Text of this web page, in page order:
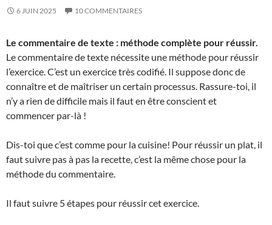
6 JUIN 2025 10 COMMENTAIRES
Le commentaire de texte : méthode complète pour réussir.
Le commentaire de texte nécessite une méthode pour réussir
l’exercice. C’est un exercice très codifié. Il suppose donc de
connaître et de maîtriser un certain processus. Rassure-toi, il
n’y a rien de difficile mais il faut en être conscient et
commencer par-là !
Dis-toi que c’est comme pour la cuisine! Pour réussir un plat, il
faut suivre pas à pas la recette, c’est la même chose pour la
méthode du commentaire.
Il faut suivre 5 étapes pour réussir cet exercice.